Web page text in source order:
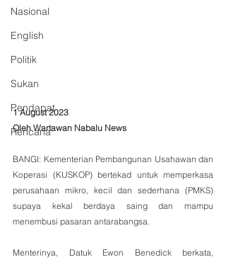
Nasional
English
Politik
Sukan
Pendapat
Rencana
1 August 2023
Oleh Wartawan Nabalu News
BANGI: Kementerian Pembangunan Usahawan dan
Koperasi (KUSKOP) bertekad untuk memperkasa
perusahaan mikro, kecil dan sederhana (PMKS)
supaya kekal berdaya saing dan mampu
menembusi pasaran antarabangsa.
Menterinya, Datuk Ewon Benedick berkata,